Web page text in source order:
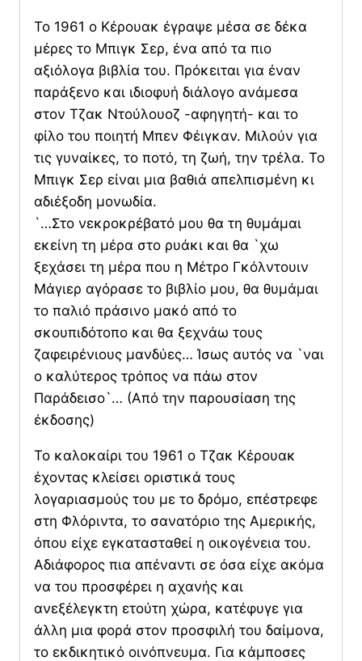
Το 1961 ο Κέρουακ έγραψε μέσα σε δέκα
μέρες το Μπιγκ Σερ, ένα από τα πιο
αξιόλογα βιβλία του. Πρόκειται για έναν
παράξενο και ιδιοφυή διάλογο ανάμεσα
στον Τζακ Ντούλουοζ -αφηγητή- και το
φίλο του ποιητή Μπεν Φέιγκαν. Μιλούν για
τις γυναίκες, το ποτό, τη ζωή, την τρέλα. Το
Μπιγκ Σερ είναι μια βαθιά απελπισμένη κι
αδιέξοδη μονωδία.
`…Στο νεκροκρέβατό μου θα τη θυμάμαι
εκείνη τη μέρα στο ρυάκι και θα `χω
ξεχάσει τη μέρα που η Μέτρο Γκόλντουιν
Μάγιερ αγόρασε το βιβλίο μου, θα θυμάμαι
το παλιό πράσινο μακό από το
σκουπιδότοπο και θα ξεχνάω τους
ζαφειρένιους μανδύες… Ίσως αυτός να `ναι
ο καλύτερος τρόπος να πάω στον
Παράδεισο`… (Από την παρουσίαση της
έκδοσης)
Το καλοκαίρι του 1961 ο Τζακ Κέρουακ
έχοντας κλείσει οριστικά τους
λογαριασμούς του με το δρόμο, επέστρεφε
στη Φλόριντα, το σανατόριο της Αμερικής,
όπου είχε εγκατασταθεί η οικογένεια του.
Αδιάφορος πια απέναντι σε όσα είχε ακόμα
να του προσφέρει η αχανής και
ανεξέλεγκτη ετούτη χώρα, κατέφυγε για
άλλη μια φορά στον προσφιλή του δαίμονα,
το εκδικητικό οινόπνευμα. Για κάμποσες